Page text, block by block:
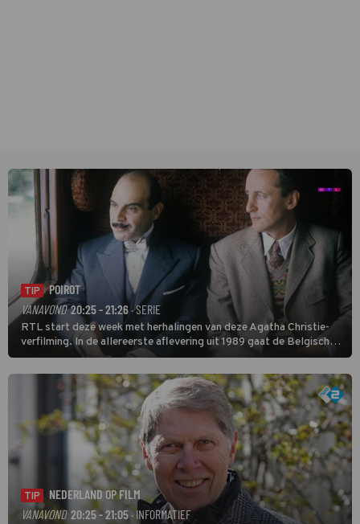
TIP
POIROT
VANAVOND 20:25 - 21:26 · SERIE
RTL start deze week met herhalingen van deze Agatha Christie-
verfilming. In de allereerste aflevering uit 1989 gaat de Belgische
speurder op zoek naar een vermiste kok. Poirot raakt al snel
verwikkeld in een moordzaak. (HH)
TIP
NEDERLAND OP FILM
VANAVOND 20:25 - 21:05· INFORMATIEF